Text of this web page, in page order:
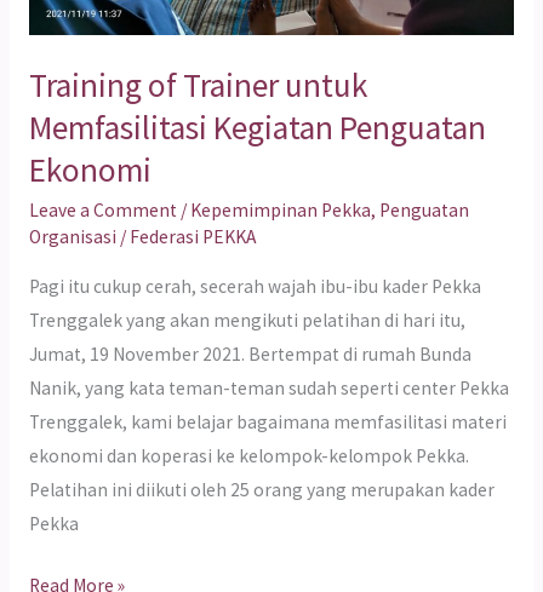
Training of Trainer untuk
Memfasilitasi Kegiatan Penguatan
Ekonomi
Leave a Comment / Kepemimpinan Pekka, Penguatan
Organisasi / Federasi PEKKA
Pagi itu cukup cerah, secerah wajah ibu-ibu kader Pekka
Trenggalek yang akan mengikuti pelatihan di hari itu,
Jumat, 19 November 2021. Bertempat di rumah Bunda
Nanik, yang kata teman-teman sudah seperti center Pekka
Trenggalek, kami belajar bagaimana memfasilitasi materi
ekonomi dan koperasi ke kelompok-kelompok Pekka.
Pelatihan ini diikuti oleh 25 orang yang merupakan kader
Pekka
Read More »